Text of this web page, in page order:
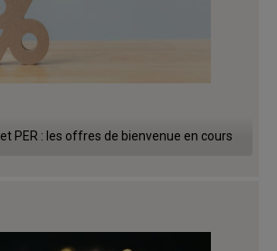
PER : les offres de bienvenue en cours